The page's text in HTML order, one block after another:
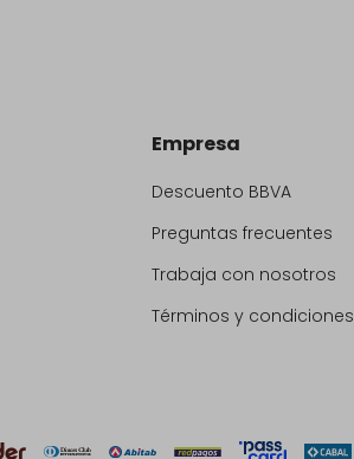
Empresa
Descuento BBVA
Preguntas frecuentes
Trabaja con nosotros
Términos y condiciones